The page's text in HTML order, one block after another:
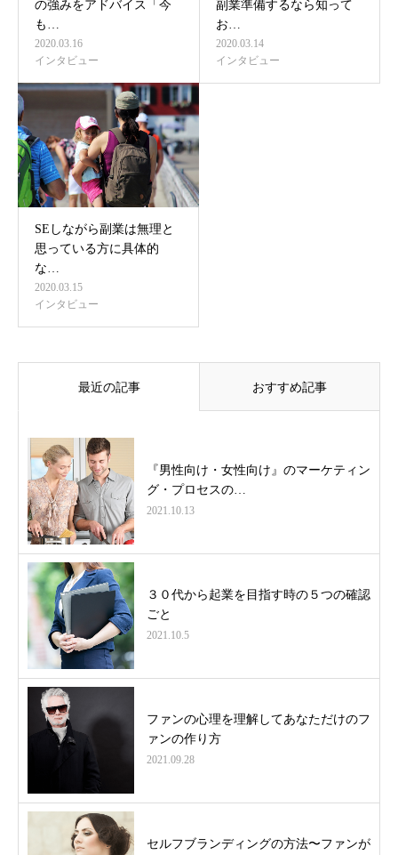
の強みをアドバイス「今
も…
2020.03.16
インタビュー
副業準備するなら知って
お…
2020.03.14
インタビュー
SEしながら副業は無理と
思っている方に具体的
な…
2020.03.15
インタビュー
最近の記事 おすすめ記事
『男性向け・女性向け』のマーケティン
グ・プロセスの…
2021.10.13
３０代から起業を目指す時の５つの確認
ごと
2021.10.5
ファンの心理を理解してあなただけのフ
ァンの作り方
2021.09.28
セルフブランディングの方法〜ファンが